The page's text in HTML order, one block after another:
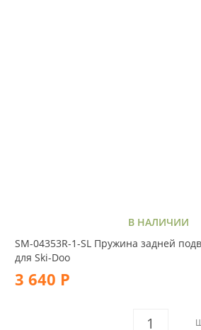
В НАЛИЧИИ
SM-04353R-1-SL Пружина задней
для Ski-Doo
3 640 Р